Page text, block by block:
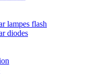
lampes flash
diodes